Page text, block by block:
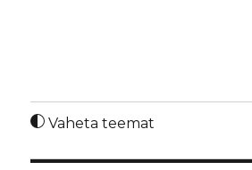
Vaheta teemat